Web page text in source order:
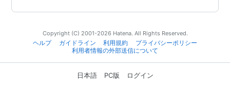
Copyright (C) 2001-2026 Hatena. All Rights Reserved.
ヘルプ
ガイドライン 利用規約
プライバシーポリシー
利用者情報の外部送信について
日本語 PC版 ログイン